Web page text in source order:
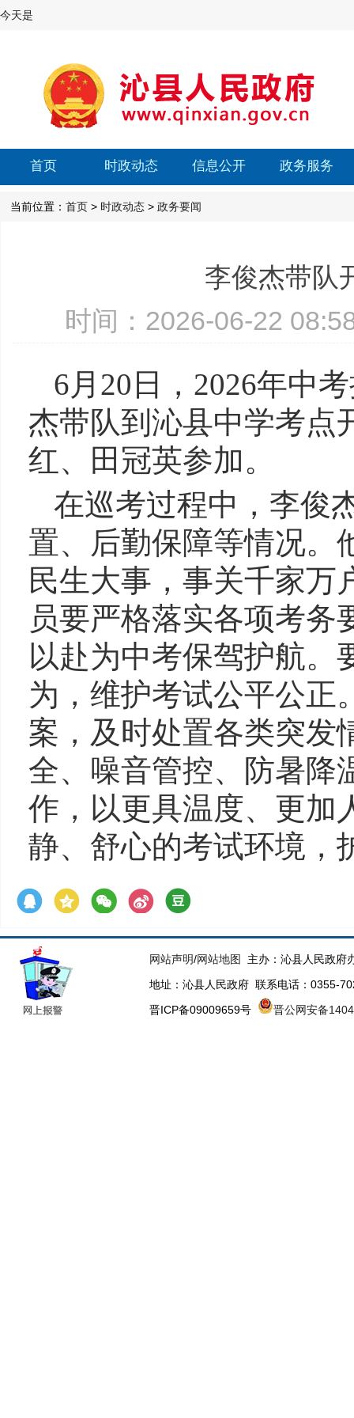
今天是
首页 时政动态 信息公开 政务服务
当前位置： 首页 > 时政动态 > 政务要闻
李俊杰带队
时间：2026-06-22
6月20日，2026年中
杰带队到沁县中学考点
红、田冠英参加。
在巡考过程中，李俊
置、后勤保障等情况。
民生大事，事关千家万
员要严格落实各项考务
以赴为中考保驾护航。
为，维护考试公平公正
案，及时处置各类突发
全、噪音管控、防暑降
作，以更具温度、更加
静、舒心的考试环境，
网站声明/网站地图
主办：沁县人民政府
地址：沁县人民政府 联系电话：0355-
晋ICP备09009659号
晋公网安备